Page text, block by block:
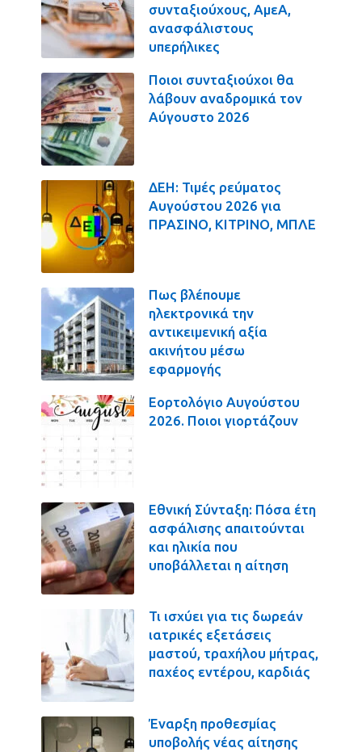
συνταξιούχους, ΑμεΑ,
ανασφάλιστους
υπερήλικες
Ποιοι συνταξιούχοι θα
λάβουν αναδρομικά τον
Αύγουστο 2026
ΔΕΗ: Τιμές ρεύματος
Αυγούστου 2026 για
ΠΡΑΣΙΝΟ, ΚΙΤΡΙΝΟ, ΜΠΛΕ
Πως βλέπουμε
ηλεκτρονικά την
αντικειμενική αξία
ακινήτου μέσω
εφαρμογής
Εορτολόγιο Αυγούστου
2026. Ποιοι γιορτάζουν
Εθνική Σύνταξη: Πόσα έτη
ασφάλισης απαιτούνται
και ηλικία που
υποβάλλεται η αίτηση
Τι ισχύει για τις δωρεάν
ιατρικές εξετάσεις
μαστού, τραχήλου μήτρας,
παχέος εντέρου, καρδιάς
Έναρξη προθεσμίας
υποβολής νέας αίτησης